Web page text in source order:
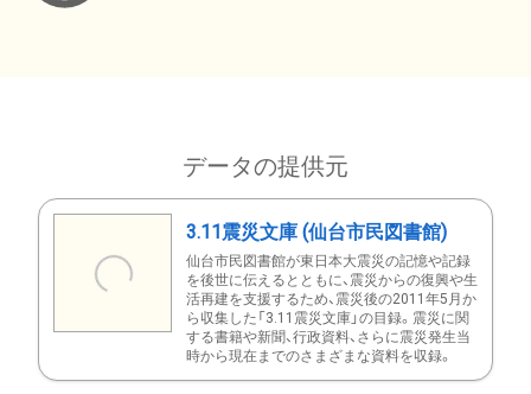
データの提供元
3.11震災文庫 (仙台市民図書館)
仙台市民図書館が東日本大震災の記憶や記録
を後世に伝えるとともに、震災からの復興や生
活再建を支援するため、震災後の2011年5月か
ら収集した「3.11震災文庫」の目録。震災に関
する書籍や新聞、行政資料、さらに震災発生当
時から現在までのさまざまな資料を収録。